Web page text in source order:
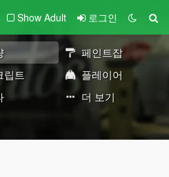
Show Adult 로그인
페인트잡
립트
플레이어
더 보기